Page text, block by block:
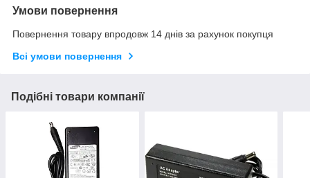
Умови повернення
Повернення товару впродовж 14 днів за рахунок покупця
Всі умови повернення
Подібні товари компанії